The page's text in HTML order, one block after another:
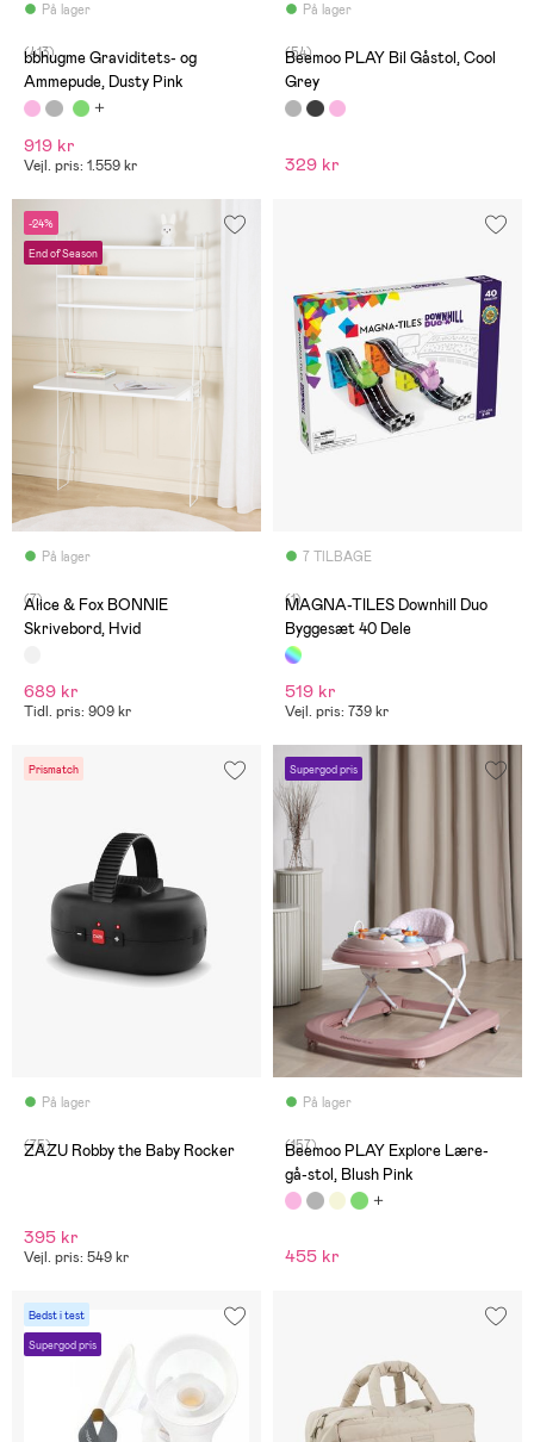
På lager
(413)
bbhugme Graviditets- og
Ammepude, Dusty Pink
919 kr
Vejl. pris: 1.559 kr
På lager
(54)
Beemoo PLAY Bil Gåstol, Cool
Grey
329 kr
-24%
End of Season
På lager
(7)
Alice & Fox BONNIE
Skrivebord, Hvid
689 kr
Tidl. pris: 909 kr
7 TILBAGE
(1)
MAGNA-TILES Downhill Duo
Byggesæt 40 Dele
519 kr
Vejl. pris: 739 kr
Prismatch
På lager
(75)
ZAZU Robby the Baby Rocker
395 kr
Vejl. pris: 549 kr
Supergod pris
På lager
(157)
Beemoo PLAY Explore Lære-
gå-stol, Blush Pink
455 kr
Bedst i test
Supergod pris